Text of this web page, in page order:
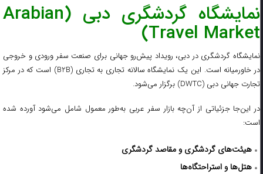
نمایشگاه گردشگری دبی (Arabian
Travel Market)
نمایشگاه گردشگری در دبی، رویداد پیش‌رو جهانی برای صنعت سفر ورودی و خروجی
در خاورمیانه است. این یک نمایشگاه سالانه تجاری به تجاری (B2B) است که در مرکز
تجارت جهانی دبی (DWTC) برگزار می‌شود.
در این‌جا جزئیاتی از آن‌چه بازار سفر عربی به‌طور معمول شامل می‌شود آورده شده
است:
هیئت‌های گردشگری و مقاصد گردشگری
هتل‌ها و استراحتگاه‌ها